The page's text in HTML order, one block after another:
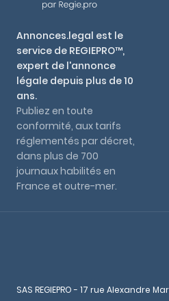
Annonces.legal est le
service de REGIEPRO™,
expert de l'annonce
légale depuis plus de 10
ans.
Publiez en toute
conformité, aux tarifs
réglementés par décret,
dans plus de 700
journaux habilités en
France et outre-mer.
SAS REGIEPRO - 17 rue Alexandre